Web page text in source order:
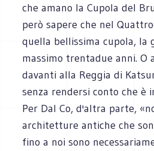
che amano la Cupola del
però sapere che nel
quella bellissima cupola, la
massimo trentadue anni. O
davanti alla Reggia di
senza rendersi conto che è
Per Dal Co, d'altra parte,
architetture antiche che
fino a noi sono